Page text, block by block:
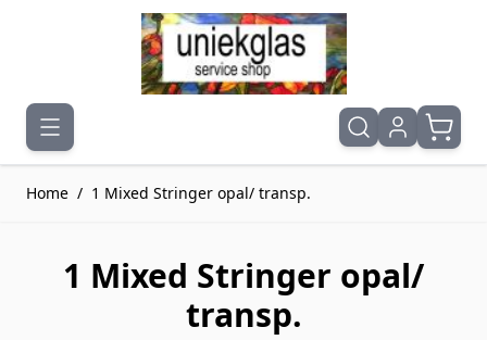
Ga naar de inhoud
Home / 1 Mixed Stringer opal/ transp.
1 Mixed Stringer opal/
transp.